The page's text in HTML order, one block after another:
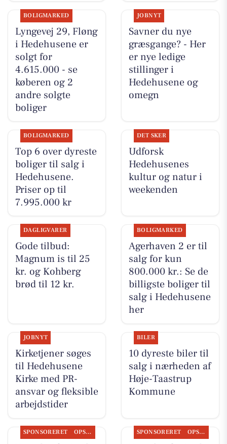
BOLIGMARKED
Lyngevej 29, Fløng
i Hedehusene er
solgt for
4.615.000 - se
køberen og 2
andre solgte
boliger
JOBNYT
Savner du nye
græsgange? - Her
er nye ledige
stillinger i
Hedehusene og
omegn
BOLIGMARKED
Top 6 over dyreste
boliger til salg i
Hedehusene.
Priser op til
7.995.000 kr
DET SKER
Udforsk
Hedehusenes
kultur og natur i
weekenden
DAGLIGVARER
Gode tilbud:
Magnum is til 25
kr. og Kohberg
brød til 12 kr.
BOLIGMARKED
Agerhaven 2 er til
salg for kun
800.000 kr.: Se de
billigste boliger til
salg i Hedehusene
her
JOBNYT
Kirketjener søges
til Hedehusene
Kirke med PR-
ansvar og fleksible
arbejdstider
BILER
10 dyreste biler til
salg i nærheden af
Høje-Taastrup
Kommune
SPONSORERET OPSLAGSTAVLEN SPONSORERET OPSLAGSTAVLEN